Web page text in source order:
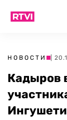
НОВОСТИ |
Кадыров